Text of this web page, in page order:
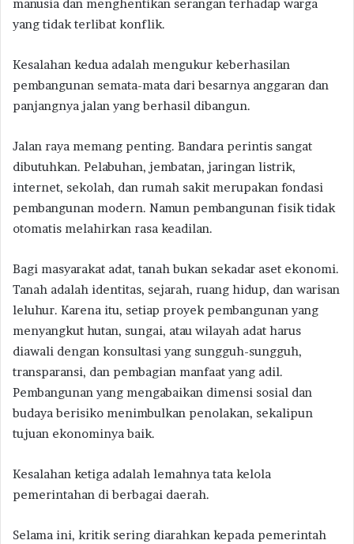
manusia dan menghentikan serangan terhadap warga
yang tidak terlibat konflik.
Kesalahan kedua adalah mengukur keberhasilan
pembangunan semata-mata dari besarnya anggaran dan
panjangnya jalan yang berhasil dibangun.
Jalan raya memang penting. Bandara perintis sangat
dibutuhkan. Pelabuhan, jembatan, jaringan listrik,
internet, sekolah, dan rumah sakit merupakan fondasi
pembangunan modern. Namun pembangunan fisik tidak
otomatis melahirkan rasa keadilan.
Bagi masyarakat adat, tanah bukan sekadar aset ekonomi.
Tanah adalah identitas, sejarah, ruang hidup, dan warisan
leluhur. Karena itu, setiap proyek pembangunan yang
menyangkut hutan, sungai, atau wilayah adat harus
diawali dengan konsultasi yang sungguh-sungguh,
transparansi, dan pembagian manfaat yang adil.
Pembangunan yang mengabaikan dimensi sosial dan
budaya berisiko menimbulkan penolakan, sekalipun
tujuan ekonominya baik.
Kesalahan ketiga adalah lemahnya tata kelola
pemerintahan di berbagai daerah.
Selama ini, kritik sering diarahkan kepada pemerintah